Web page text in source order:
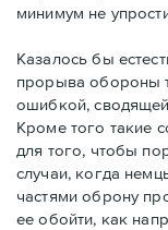
минимум не
Казалось бы
прорыва обороны
ошибкой,
Кроме того такие
для того, чтобы
случаи, когда
частями оброну
ее обойти, как